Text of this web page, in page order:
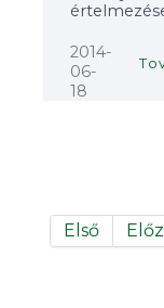
2014-
06-
18
Első